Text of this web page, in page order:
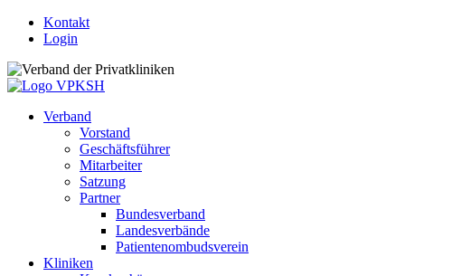
Kontakt
Login
Verband
Vorstand
Geschäftsführer
Mitarbeiter
Satzung
Partner
Bundesverband
Landesverbände
Patientenombudsverein
Kliniken